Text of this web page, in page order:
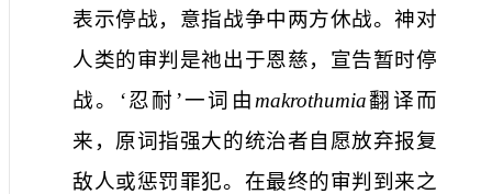
表示停战，意指战争中两方休战。神对
人类的审判是祂出于恩慈，宣告暂时停
战。 ‘忍耐 ’一词由 makrothumia翻译而
来，原词指强大的统治者自愿放弃报复
敌人或惩罚罪犯。在最终的审判到来之